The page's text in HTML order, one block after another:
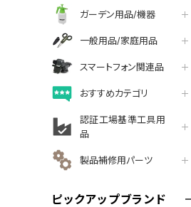
ガーデン用品/機器
一般用品/家庭用品
スマートフォン関連品
おすすめカテゴリ
認証工場基準工具用
品
製品補修用パーツ
ピックアップブランド